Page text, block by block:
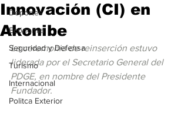
Deportes
Economia
Seguridad y Defensa
Turismo
Internacional
Politca Exterior
Innovación (CI) en
Akonibe
La ceremonia de reinserción estuvo
liderada por el Secretario General del
PDGE, en nombre del Presidente
Fundador.